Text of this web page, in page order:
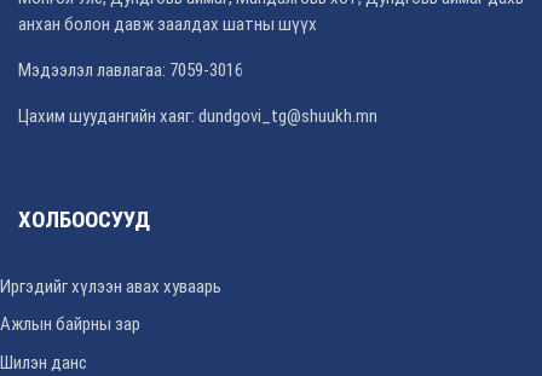
анхан болон давж заалдах шатны шүүх
Мэдээлэл лавлагаа: 7059-3016
Цахим шуудангийн хаяг: dundgovi_tg@shuukh.mn
ХОЛБООСУУД
Иргэдийг хүлээн авах хуваарь
Ажлын байрны зар
Шилэн данс